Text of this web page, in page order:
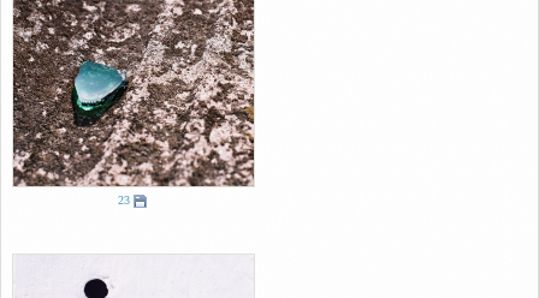
23